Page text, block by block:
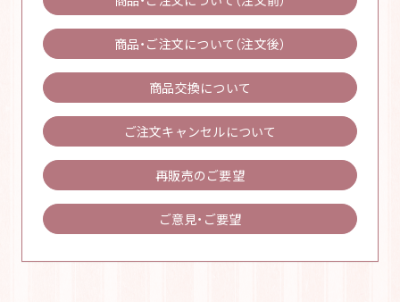
商品・ご注文について（注文後）
商品交換について
ご注文キャンセルについて
再販売のご要望
ご意見・ご要望